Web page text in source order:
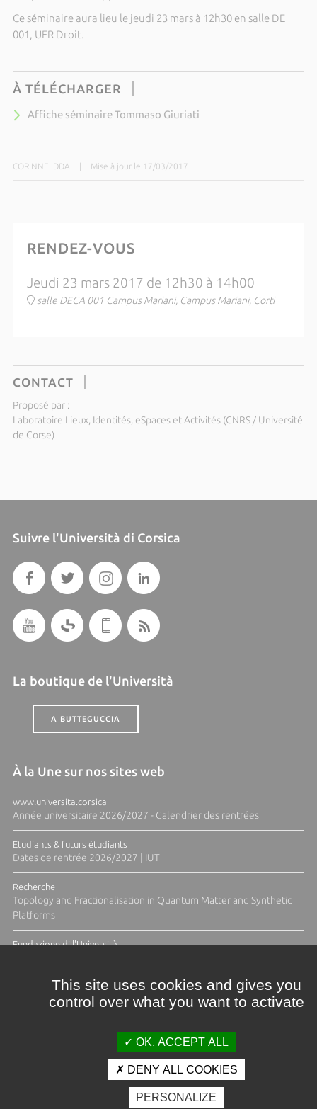
Ce séminaire aura lieu le jeudi 23 mars à 12h30 en salle DE
001, UFR Droit.
À TÉLÉCHARGER
Affiche séminaire Tommaso Giuriati
CORINNE IDDA Mise à jour le 17/03/2017
RENDEZ-VOUS
Jeudi 23 mars 2017 de 12h30 à 14h00
salle DECA 001 Campus Mariani, Campus Mariani, Corti
CONTACT
Proposé par :
Laboratoire Lieux, Identités, eSpaces et Activités (CNRS / Université
de Corse)
Suivre l'Università di Corsica
La boutique de l'Università
A BUTTEGUCCIA
À la Une sur nos sites web
www.universita.corsica
Année universitaire 2026/2027 - Calendrier des rentrées
Etudiants & futurs étudiants
Dates de rentrée 2026/2027 | IUT
Recherche
Topology and Fractionalisation in Quantum Matter and Synthetic
Platforms
Fundazione di l'Università
Crédits et mentions légales
Espace presse Photothèque
This site uses cookies and gives you
control over what you want to activate
OK, ACCEPT ALL
DENY ALL COOKIES
PERSONALIZE